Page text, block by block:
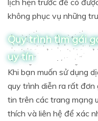
không phục vụ những
Quy trình tìm gái
uy tín
Khi bạn muốn sử dụng
quy trình diễn ra rất
tin trên các trang mạng
thích và liên hệ để xác